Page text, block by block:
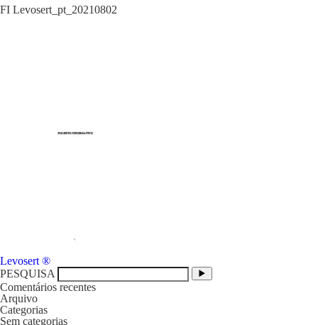
FI Levosert_pt_20210802
Navegação
de
artigos
Levosert ®
PESQUISA
Comentários recentes
Arquivo
Categorias
Sem categorias